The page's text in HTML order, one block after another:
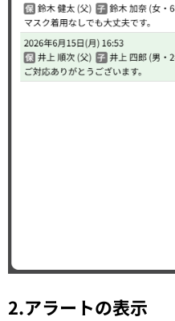
2.アラートの表示